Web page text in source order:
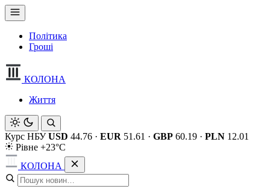
Політика
Гроші
КОЛОНА
Життя
Курс НБУ USD 44.76 · EUR 51.61 · GBP 60.19 · PLN 12.01
Рівне +23°C
КОЛОНА